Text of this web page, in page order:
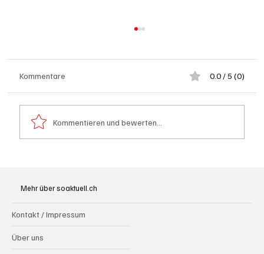
Kommentare 0.0 / 5 (0)
Kommentieren und bewerten...
Mehr über soaktuell.ch
Kontakt / Impressum
Über uns